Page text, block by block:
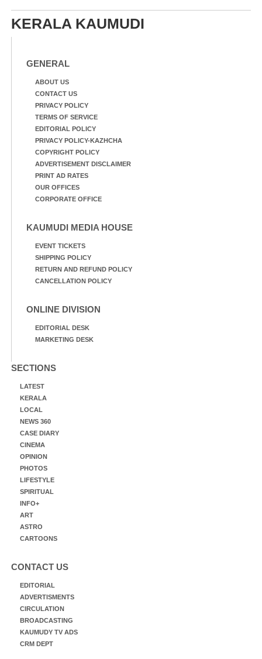
KERALA KAUMUDI
GENERAL
ABOUT US
CONTACT US
PRIVACY POLICY
TERMS OF SERVICE
EDITORIAL POLICY
PRIVACY POLICY-KAZHCHA
COPYRIGHT POLICY
ADVERTISEMENT DISCLAIMER
PRINT AD RATES
OUR OFFICES
CORPORATE OFFICE
KAUMUDI MEDIA HOUSE
EVENT TICKETS
SHIPPING POLICY
RETURN AND REFUND POLICY
CANCELLATION POLICY
ONLINE DIVISION
EDITORIAL DESK
MARKETING DESK
SECTIONS
LATEST
KERALA
LOCAL
NEWS 360
CASE DIARY
CINEMA
OPINION
PHOTOS
LIFESTYLE
SPIRITUAL
INFO+
ART
ASTRO
CARTOONS
CONTACT US
EDITORIAL
ADVERTISMENTS
CIRCULATION
BROADCASTING
KAUMUDY TV ADS
CRM DEPT